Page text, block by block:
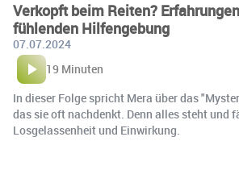
Verkopft beim Reiten?
fühlenden Hilfengebung
07.07.2024
19 Minuten
In dieser Folge spricht Mera über das
das sie oft nachdenkt. Denn alles steht und
Losgelassenheit und Einwirkung.